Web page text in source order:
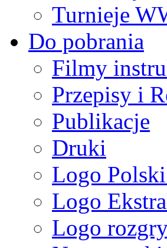
Turnieje
Do pobrania
Filmy
Przepisy i
Publikacje
Druki
Logo
Logo
Logo